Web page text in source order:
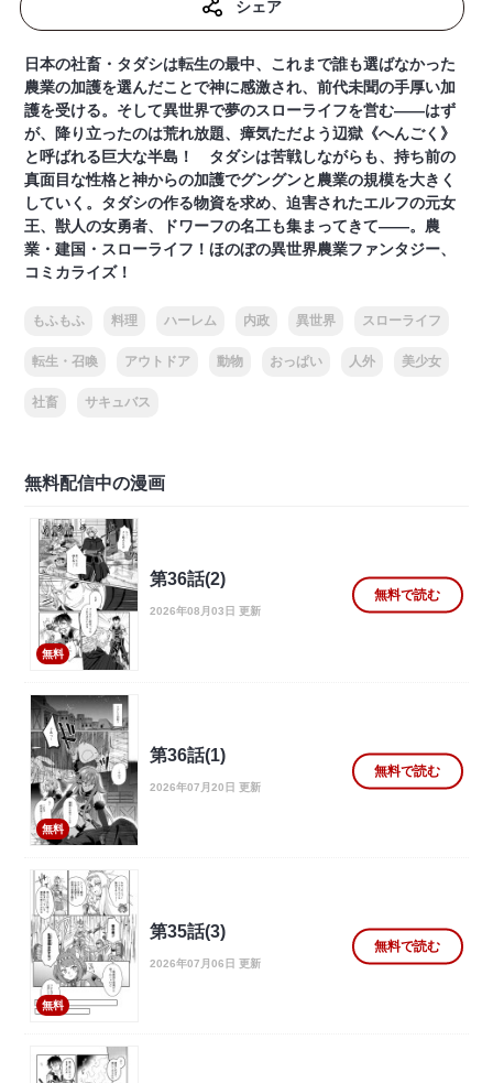
シェア
日本の社畜・タダシは転生の最中、これまで誰も選ばなかった
農業の加護を選んだことで神に感激され、前代未聞の手厚い加
護を受ける。そして異世界で夢のスローライフを営む――はず
が、降り立ったのは荒れ放題、瘴気ただよう辺獄《へんごく》
と呼ばれる巨大な半島！ タダシは苦戦しながらも、持ち前の
真面目な性格と神からの加護でグングンと農業の規模を大きく
していく。タダシの作る物資を求め、迫害されたエルフの元女
王、獣人の女勇者、ドワーフの名工も集まってきて――。農
業・建国・スローライフ！ほのぼの異世界農業ファンタジー、
コミカライズ！
もふもふ 料理 ハーレム 内政 異世界 スローライフ
転生・召喚 アウトドア 動物 おっぱい 人外 美少女
社畜 サキュバス
無料配信中の漫画
無料
第36話(2)
2026年08月03日 更新
無料で読む
無料
第36話(1)
2026年07月20日 更新
無料で読む
無料
第35話(3)
2026年07月06日 更新
無料で読む